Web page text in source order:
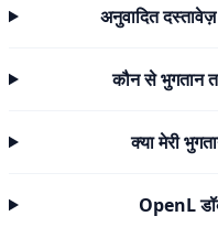
अनुवादित
कौन से भुगतान
क्या मेरी
OpenL